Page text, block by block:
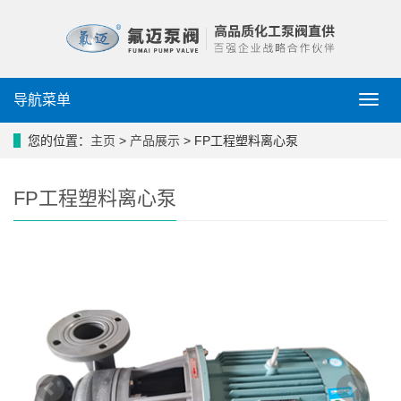
导
导航菜单
您的位置： 主页 > 产品展示 > FP工程塑料离心泵
FP工程塑料离心泵